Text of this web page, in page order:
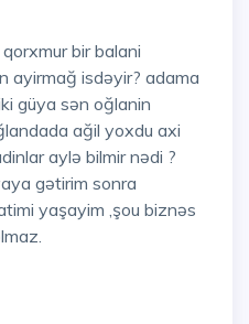
bir balani
ayirmağ isdəyir? adama
güya sən oğlanin
ağil yoxdu axi
aylə bilmir nədi ?
gətirim sonra
yaşayim ,şou biznəs